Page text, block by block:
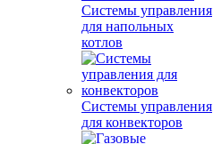
Системы управления
для напольных
котлов
Системы управления
для конвекторов